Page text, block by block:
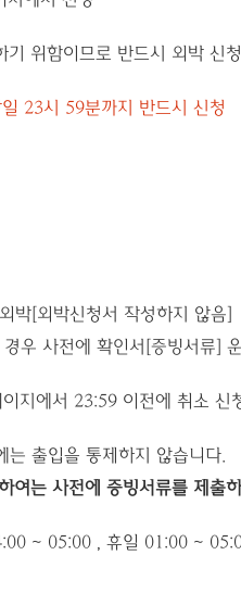
위함이므로 반드시 외박
23시 59분까지 반드시 신청
박[외박신청서 작성하지 않음]
우 사전에 확인서[증빙서류]
지에서 23:59 이전에 취소 신
는 출입을 통제하지 않습니다.
는 사전에 증빙서류를 제출
~ 05:00 , 휴일 01:00 ~